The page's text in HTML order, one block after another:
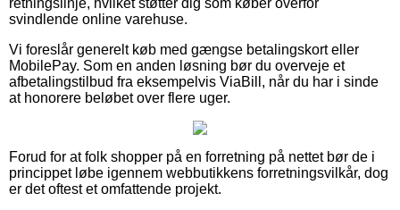
svindlende online varehuse.
Vi foreslår generelt køb med gængse betalingskort eller
MobilePay. Som en anden løsning bør du overveje et
afbetalingstilbud fra eksempelvis ViaBill, når du har i sinde
at honorere beløbet over flere uger.
Forud for at folk shopper på en forretning på nettet bør de i
princippet løbe igennem webbutikkens forretningsvilkår, dog
er det oftest et omfattende projekt.